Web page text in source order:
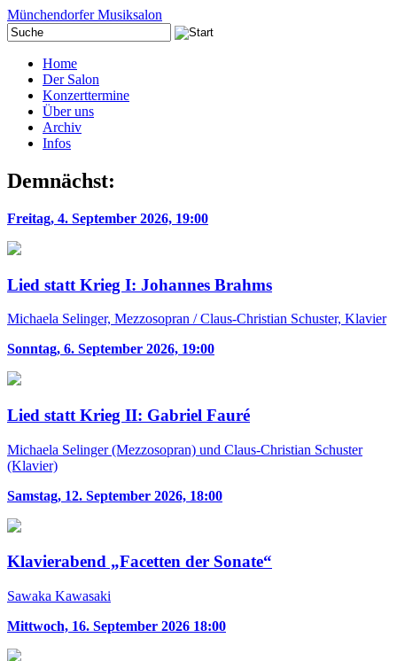
Münchendorfer Musiksalon
Home
Der Salon
Konzerttermine
Über uns
Archiv
Infos
Demnächst:
Freitag, 4. September 2026, 19:00
Lied statt Krieg I: Johannes Brahms
Michaela Selinger, Mezzosopran / Claus-Christian Schuster, Klavier
Sonntag, 6. September 2026, 19:00
Lied statt Krieg II: Gabriel Fauré
Michaela Selinger (Mezzosopran) und Claus-Christian Schuster
(Klavier)
Samstag, 12. September 2026, 18:00
Klavierabend „Facetten der Sonate“
Sawaka Kawasaki
Mittwoch, 16. September 2026 18:00